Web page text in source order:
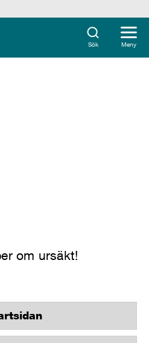
Sök Meny
om ursäkt!